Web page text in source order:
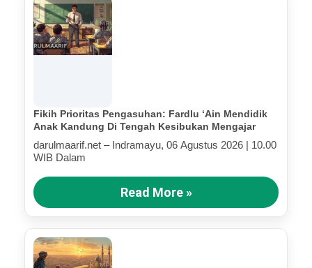
Fikih Prioritas Pengasuhan: Fardlu ‘Ain Mendidik
Anak Kandung Di Tengah Kesibukan Mengajar
darulmaarif.net – Indramayu, 06 Agustus 2026 | 10.00
WIB Dalam
Read More »